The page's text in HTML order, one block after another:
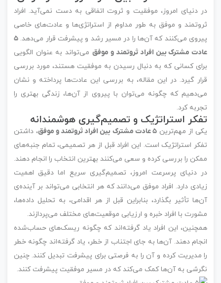
در دنیای امروز، موفقیت و ثروت اتفاقی به دست نمی‌آید. افراد
ثروتمند و موفق به طور مداوم از استراتژی‌ها و عادت‌های خاصی
پیروی می‌کنند که آن‌ها را در مسیر رشد و پیشرفت قرار می‌دهد.۵
عادت مشترک بین افراد ثروتمند و موفقمی‌تواند به عنوان الگویی
برای کسانی که به دنبال رسیدن به موفقیت هستند، مورد بررسی
قرار گیرد. در این مقاله، به بررسی این عادت‌ها پرداخته و نشان
می‌دهیم که چگونه می‌توان با پیروی از آن‌ها، زندگی بهتری را
تجربه کرد.
تفکر استراتژیک و تصمیم‌گیری هوشمندانه
یکی از مهم‌ترین۵ عادت مشترک بین افراد ثروتمند و موفق
، داشتن
تفکر استراتژیک است. این افراد قبل از هر تصمیمی، تمام جنبه‌های
ممکن را بررسی کرده و سعی می‌کنند بهترین انتخاب را انجام دهند.
در دنیای پرسرعت امروز، تصمیم‌گیری سریع اما دقیق اهمیت
زیادی دارد. افراد موفق می‌دانند که هر انتخابی می‌تواند بر آینده‌ی
آن‌ها تأثیر بگذارد، بنابراین قبل از هر اقدامی، به تحلیل داده‌ها،
مشورت با افراد خبره و ارزیابی موقعیت‌های مختلف می‌پردازند.
همچنین، این افراد یاد گرفته‌اند که چگونه ریسک‌های حساب‌شده
انجام دهند. آن‌ها به جای اجتناب از خطر، یاد گرفته‌اند چگونه خطر
را مدیریت کرده و آن را به فرصتی برای پیشرفت تبدیل کنند. چنین
نگرشی به آن‌ها کمک می‌کند که در مسیر موفقیت پیشرفت کنند.